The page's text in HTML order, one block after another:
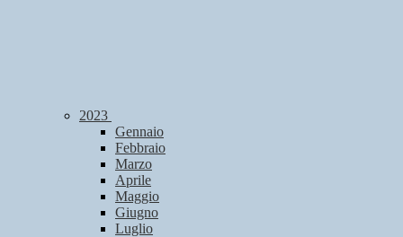
2023
Gennaio
Febbraio
Marzo
Aprile
Maggio
Giugno
Luglio